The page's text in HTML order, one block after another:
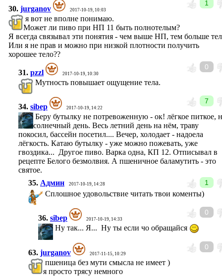
1
30. jurganov 2017-10-19, 10:03
я вот не вполне понимаю.
Может ли пиво при НП 11 быть полнотелым?
Я всегда связывал эти понятия - чем выше НП, тем больше
Или я не прав и можно при низкой плотности получить
хорошее тело??
0
31. pzzl 2017-10-19, 10:30
Мутность повышает ощущение тела.
7
34. sibep 2017-10-19, 14:22
Беру бутылку не потревоженную - ок! лёгкое питкое,
солнечный день. Весь летний день на нём, траву
покосил, бассейн посетил.... Вечер, холодает - надоела
лёгкость. Катаю бутылку - уже можно пожевать, уже
гвоздика... Другое пиво. Варка одна, КП 12. Отписывал в
рецепте Белого безмолвия. А пшеничное баламутить - это
святое.
1
35. Админ 2017-10-19, 14:28
Сплошное удовольствие читать твои коменты)
0
36. sibep 2017-10-19, 14:33
Ну так... Я... Ну ты если чо обращайся
0
63. jurganov 2017-11-15, 10:29
пшеница без мути смысла не имеет )
я просто трясу немного